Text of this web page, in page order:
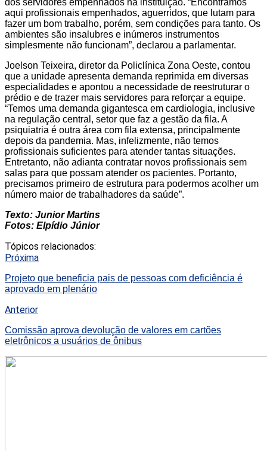
dos servidores empenhados na instituição. “Encontramos
aqui profissionais empenhados, aguerridos, que lutam para
fazer um bom trabalho, porém, sem condições para tanto. Os
ambientes são insalubres e inúmeros instrumentos
simplesmente não funcionam”, declarou a parlamentar.
Joelson Teixeira, diretor da Policlínica Zona Oeste, contou
que a unidade apresenta demanda reprimida em diversas
especialidades e apontou a necessidade de reestruturar o
prédio e de trazer mais servidores para reforçar a equipe.
“Temos uma demanda gigantesca em cardiologia, inclusive
na regulação central, setor que faz a gestão da fila. A
psiquiatria é outra área com fila extensa, principalmente
depois da pandemia. Mas, infelizmente, não temos
profissionais suficientes para atender tantas situações.
Entretanto, não adianta contratar novos profissionais sem
salas para que possam atender os pacientes. Portanto,
precisamos primeiro de estrutura para podermos acolher um
número maior de trabalhadores da saúde”.
Texto: Junior Martins
Fotos: Elpídio Júnior
Tópicos relacionados:
Próxima
Projeto que beneficia pais de pessoas com deficiência é
aprovado em plenário
Anterior
Comissão aprova devolução de valores em cartões
eletrônicos a usuários de ônibus